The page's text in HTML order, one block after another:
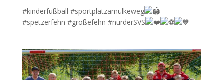
#kinderfußball #sportplatzamülkeweg
#spetzerfehn #großefehn #nurderSVS